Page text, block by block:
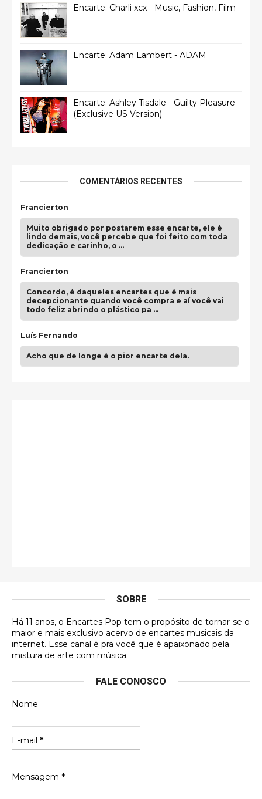
Encarte: Charli xcx - Music, Fashion, Film
Encarte: Adam Lambert - ADAM
Encarte: Ashley Tisdale - Guilty Pleasure
(Exclusive US Version)
COMENTÁRIOS RECENTES
Francierton
Muito obrigado por postarem esse encarte, ele é
lindo demais, você percebe que foi feito com toda
dedicação e carinho, o …
Francierton
Concordo, é daqueles encartes que é mais
decepcionante quando você compra e aí você vai
todo feliz abrindo o plástico pa …
Luís Fernando
Acho que de longe é o pior encarte dela.
DVD MIDINHO
Francierton
futuras aquisições, e olhando o encarte aqui, me
Francierton
Espero que tenham sentido minha falta, informo
que estou de volta para trazer mais contribuições
SOBRE
Há 11 anos, o Encartes Pop tem o propósito de tornar-se o
maior e mais exclusivo acervo de encartes musicais da
internet. Esse canal é pra você que é apaixonado pela
mistura de arte com música.
FALE CONOSCO
Nome
E-mail *
Mensagem *